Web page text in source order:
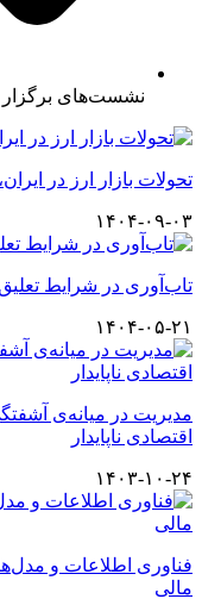
نشست‌های
تحولات بازار ارز در
۱۴۰۴-۰۹-۰۳
تاب‌آوری در شرایط
۱۴۰۴-۰۵-۲۱
مدیریت در میانه‌ی
اقتصادی ناپایدار
۱۴۰۳-۱۰-۲۴
فناوری اطلاعات و
مالی